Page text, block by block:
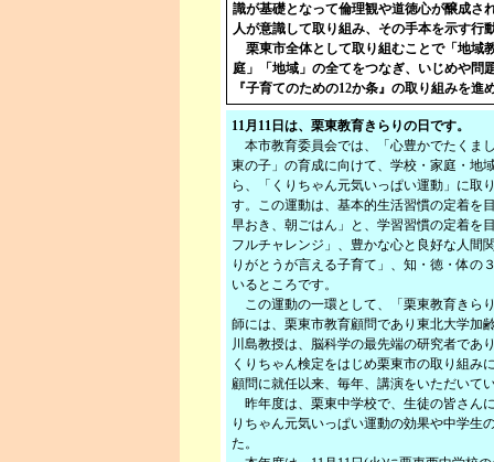
識が基礎となって倫理観や道徳心が醸成さ
人が意識して取り組み、その手本を示す行
栗東市全体として取り組むことで「地域
庭」「地域」の全てをつなぎ、いじめや問
『子育てのための12か条』の取り組みを
11月11日は、栗東教育きらりの日です。
本市教育委員会では、「心豊かでたくま
東の子」の育成に向けて、学校・家庭・地
ら、「くりちゃん元気いっぱい運動」に取
す。この運動は、基本的生活習慣の定着を
早おき、朝ごはん」と、学習習慣の定着を
フルチャレンジ」、豊かな心と良好な人間
りがとうが言える子育て」、知・徳・体の
いるところです。
この運動の一環として、「栗東教育きら
師には、栗東市教育顧問であり東北大学加
川島教授は、脳科学の最先端の研究者であ
くりちゃん検定をはじめ栗東市の取り組み
顧問に就任以来、毎年、講演をいただいて
昨年度は、栗東中学校で、生徒の皆さん
りちゃん元気いっぱい運動の効果や中学生
た。